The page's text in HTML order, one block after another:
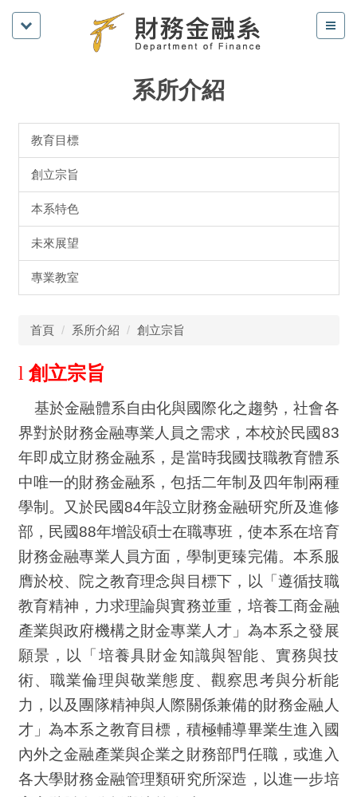
系所介紹
教育目標
創立宗旨
本系特色
未來展望
專業教室
首頁 系所介紹 創立宗旨
l 創立宗旨
基於金融體系自由化與國際化之趨勢，社會各
界對於財務金融專業人員之需求，本校於民國83
年即成立財務金融系，是當時我國技職教育體系
中唯一的財務金融系，包括二年制及四年制兩種
學制。又於民國84年設立財務金融研究所及進修
部，民國88年增設碩士在職專班，使本系在培育
財務金融專業人員方面，學制更臻完備。本系服
膺於校、院之教育理念與目標下，以「遵循技職
教育精神，力求理論與實務並重，培養工商金融
產業與政府機構之財金專業人才」為本系之發展
願景，以「培養具財金知識與智能、實務與技
術、職業倫理與敬業態度、觀察思考與分析能
力，以及團隊精神與人際關係兼備的財務金融人
才」為本系之教育目標，積極輔導畢業生進入國
內外之金融產業與企業之財務部門任職，或進入
各大學財務金融管理類研究所深造，以進一步培